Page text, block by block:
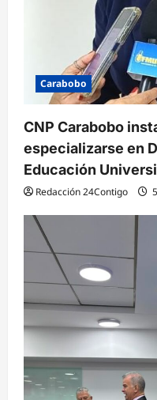
Carabobo
CNP Carabobo
especializarse en
Educación
Redacción 24Contigo